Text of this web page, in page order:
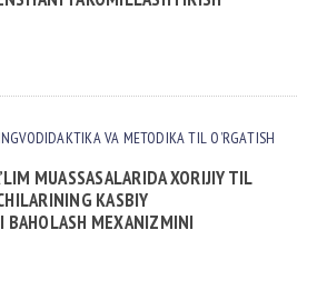
VА METODIKАTIL OʼRGАTISH
MUASSASALARIDA XORIJIY TIL
KASBIY
BAHOLASH MEXANIZMINI